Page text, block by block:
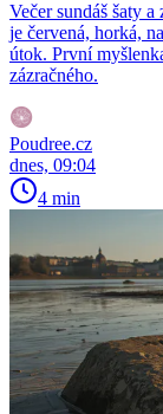
Večer sundáš šaty
je červená, horká,
útok. První
zázračného.
Poudree.cz
dnes, 09:04
4 min